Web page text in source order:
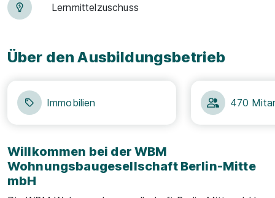
Lern­mit­tel­zu­schuss
Über den Ausbildungsbetrieb
Immobilien 470
Willkommen bei der WBM
Wohnungsbaugesellschaft Berlin-Mitte
mbH